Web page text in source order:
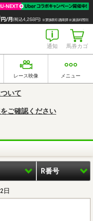
馬券カゴ
通知
レース映像 メニュー
いて
ご確認ください
R番号
日